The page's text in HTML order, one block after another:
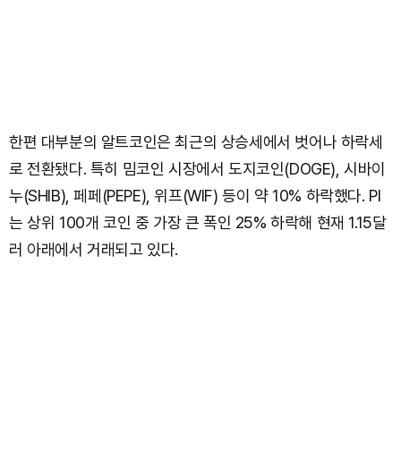
한편 대부분의 알트코인은 최근의 상승세에서 벗어나 하락세
로 전환됐다. 특히 밈코인 시장에서 도지코인(DOGE), 시바이
누(SHIB), 페페(PEPE), 위프(WIF) 등이 약 10% 하락했다. PI
는 상위 100개 코인 중 가장 큰 폭인 25% 하락해 현재 1.15달
러 아래에서 거래되고 있다.